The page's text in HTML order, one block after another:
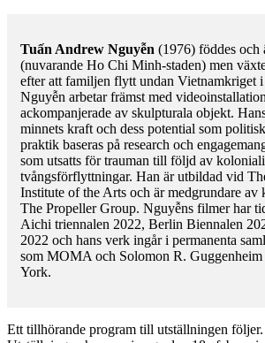
Tuấn Andrew Nguyễn (1976) föddes och
(nuvarande Ho Chi Minh-staden) men
efter att familjen flytt undan Vietnamkriget i
Nguyễn arbetar främst med
ackompanjerade av skulpturala objekt.
minnets kraft och dess potential som
praktik baseras på research och
som utsatts för trauman till följd av
tvångsförflyttningar. Han är utbildad vid
Institute of the Arts och är medgrundare av
The Propeller Group. Nguyễns filmer har
Aichi triennalen 2022, Berlin Biennalen
2022 och hans verk ingår i permanenta
som MOMA och Solomon R.
York.
Ett tillhörande program till utställningen följer.